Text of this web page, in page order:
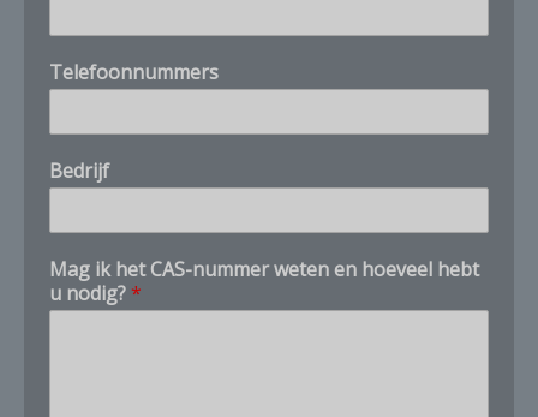
v
e
e
*
e
Telefoonnummers
Bedrijf
Mag ik het CAS-nummer weten en hoeveel hebt
u nodig? *